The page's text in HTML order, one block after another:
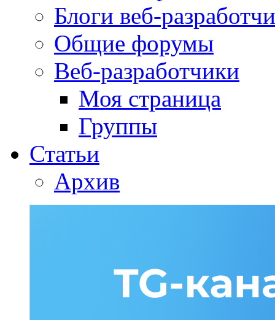
Блоги веб-
Общие форумы
Веб-разработчики
Моя страница
Группы
Статьи
Архив